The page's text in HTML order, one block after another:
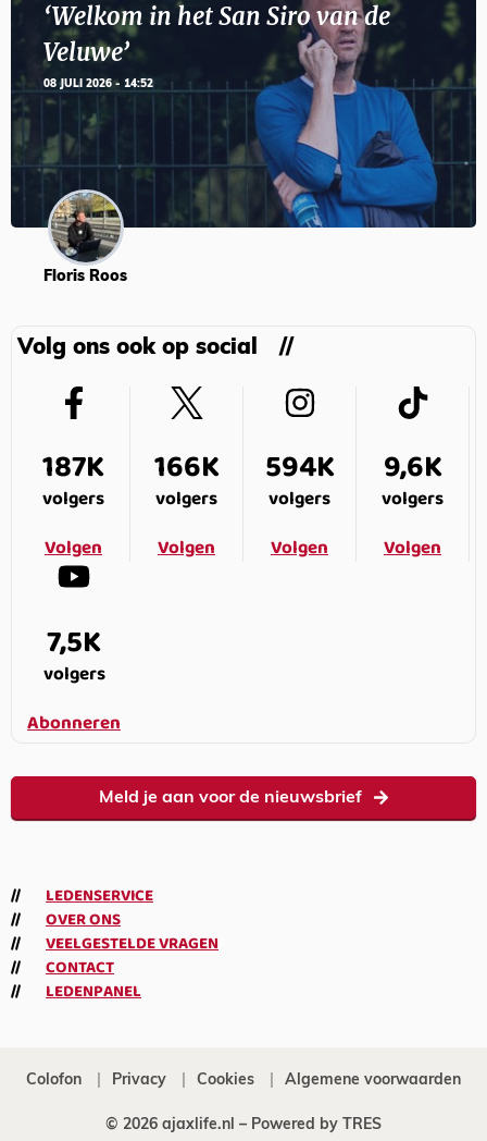
‘Welkom in het San Siro van de
Veluwe’
08 JULI 2026 - 14:52
Floris Roos
Volg ons ook op social
187K
volgers
Volgen
166K
volgers
Volgen
594K
volgers
Volgen
9,6K
volgers
Volgen
7,5K
volgers
Abonneren
Meld je aan voor de nieuwsbrief
LEDENSERVICE
OVER ONS
VEELGESTELDE VRAGEN
CONTACT
LEDENPANEL
Colofon Privacy Cookies Algemene voorwaarden
© 2026 ajaxlife.nl – Powered by TRES